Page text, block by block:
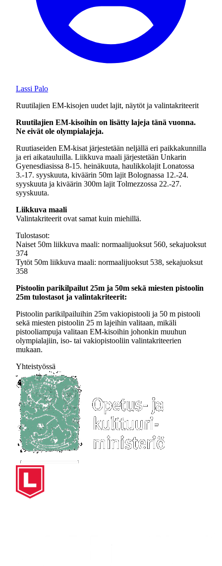
Lassi Palo
Ruutilajien EM-kisojen uudet lajit, näytöt ja valintakriteerit
Ruutilajien EM-kisoihin on lisätty lajeja tänä vuonna.
Ne eivät ole olympialajeja.
Ruutiaseiden EM-kisat järjestetään neljällä eri paikkakunnilla
ja eri aikatauluilla. Liikkuva maali järjestetään Unkarin
Gyenesdiasissa 8-15. heinäkuuta, haulikkolajit Lonatossa
3.-17. syyskuuta, kiväärin 50m lajit Bolognassa 12.-24.
syyskuuta ja kiväärin 300m lajit Tolmezzossa 22.-27.
syyskuuta.
Liikkuva maali
Valintakriteerit ovat samat kuin miehillä.
Tulostasot:
Naiset 50m liikkuva maali: normaalijuoksut 560, sekajuoksut
374
Tytöt 50m liikkuva maali: normaalijuoksut 538, sekajuoksut
358
Pistoolin parikilpailut 25m ja 50m sekä miesten pistoolin
25m tulostasot ja valintakriteerit:
Pistoolin parikilpailuihin 25m vakiopistooli ja 50 m pistooli
sekä miesten pistoolin 25 m lajeihin valitaan, mikäli
pistooliampuja valitaan EM-kisoihin johonkin muuhun
olympialajiin, iso- tai vakiopistooliin valintakriteerien
mukaan.
Yhteistyössä